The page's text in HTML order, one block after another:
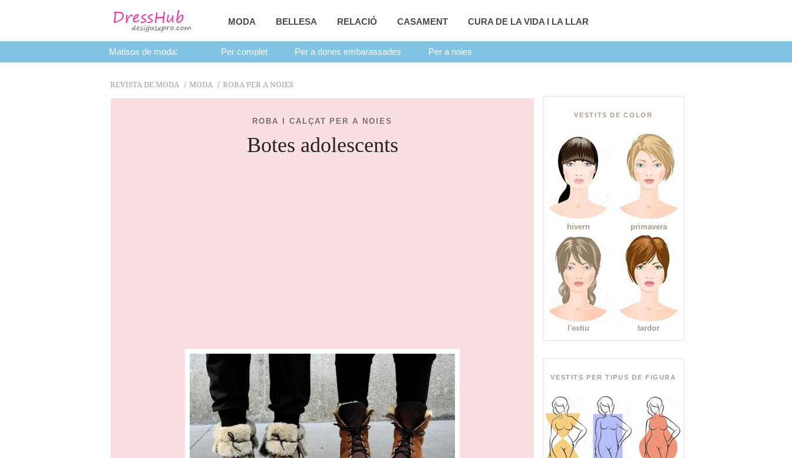
MODA BELLESA RELACIÓ CASAMENT CURA DE LA VIDA I LA LLAR
Matisos de moda: Per complet Per a dones embarassades Per a noies
REVISTA DE MODA MODA ROBA PER A NOIES
ROBA I CALÇAT PER A NOIES
Botes adolescents
VESTITS DE COLOR
hivern primavera
l'estiu tardor
VESTITS PER TIPUS DE FIGURA